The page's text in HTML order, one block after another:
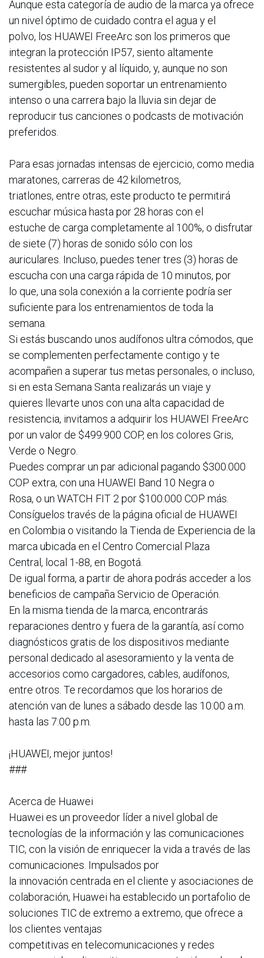
Aunque esta categoría de audio de la marca ya ofrece
un nivel óptimo de cuidado contra el agua y el
polvo, los HUAWEI FreeArc son los primeros que
integran la protección IP57, siento altamente
resistentes al sudor y al líquido, y, aunque no son
sumergibles, pueden soportar un entrenamiento
intenso o una carrera bajo la lluvia sin dejar de
reproducir tus canciones o podcasts de motivación
preferidos.
Para esas jornadas intensas de ejercicio, como media
maratones, carreras de 42 kilometros,
triatlones, entre otras, este producto te permitirá
escuchar música hasta por 28 horas con el
estuche de carga completamente al 100%, o disfrutar
de siete (7) horas de sonido sólo con los
auriculares. Incluso, puedes tener tres (3) horas de
escucha con una carga rápida de 10 minutos, por
lo que, una sola conexión a la corriente podría ser
suficiente para los entrenamientos de toda la
semana.
Si estás buscando unos audífonos ultra cómodos, que
se complementen perfectamente contigo y te
acompañen a superar tus metas personales, o incluso,
si en esta Semana Santa realizarás un viaje y
quieres llevarte unos con una alta capacidad de
resistencia, invitamos a adquirir los HUAWEI FreeArc
por un valor de $499.900 COP, en los colores Gris,
Verde o Negro.
Puedes comprar un par adicional pagando $300.000
COP extra, con una HUAWEI Band 10 Negra o
Rosa, o un WATCH FIT 2 por $100.000 COP más.
Consíguelos través de la página oficial de HUAWEI
en Colombia o visitando la Tienda de Experiencia de la
marca ubicada en el Centro Comercial Plaza
Central, local 1-88, en Bogotá.
De igual forma, a partir de ahora podrás acceder a los
beneficios de campaña Servicio de Operación.
En la misma tienda de la marca, encontrarás
reparaciones dentro y fuera de la garantía, así como
diagnósticos gratis de los dispositivos mediante
personal dedicado al asesoramiento y la venta de
accesorios como cargadores, cables, audífonos,
entre otros. Te recordamos que los horarios de
atención van de lunes a sábado desde las 10:00 a.m.
hasta las 7:00 p.m.
¡HUAWEI, mejor juntos!
###
Acerca de Huawei
Huawei es un proveedor líder a nivel global de
tecnologías de la información y las comunicaciones
TIC, con la visión de enriquecer la vida a través de las
comunicaciones. Impulsados por
la innovación centrada en el cliente y asociaciones de
colaboración, Huawei ha establecido un portafolio de
soluciones TIC de extremo a extremo, que ofrece a
los clientes ventajas
competitivas en telecomunicaciones y redes